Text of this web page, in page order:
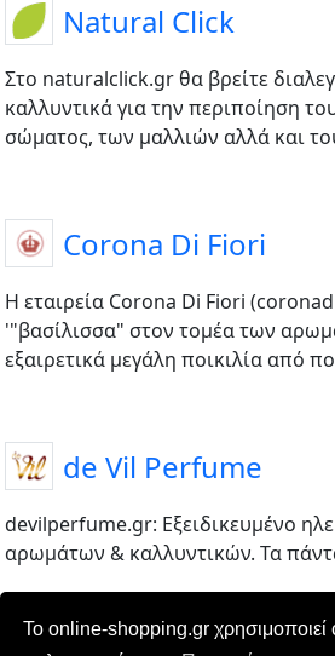
Το online-shopping.gr χρησιμοποιεί
Natural Click
Στο naturalclick.gr θα βρείτε
καλλυντικά για την περιποίηση
σώματος, των μαλλιών αλλά και
Corona Di Fiori
Η εταιρεία Corona Di Fiori
'"βασίλισσα" στον τομέα των
εξαιρετικά μεγάλη ποικιλία από
de Vil Perfume
devilperfume.gr: Εξειδικευμένο
αρωμάτων & καλλυντικών. Τα